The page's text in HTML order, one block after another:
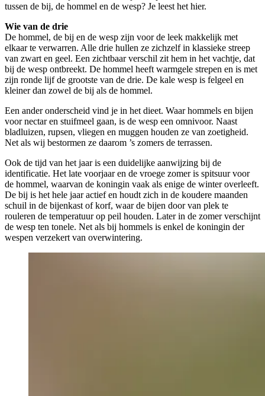
tussen de bij, de hommel en de wesp? Je leest het hier.
Wie van de drie
De hommel, de bij en de wesp zijn voor de leek makkelijk met
elkaar te verwarren. Alle drie hullen ze zichzelf in klassieke streep
van zwart en geel. Een zichtbaar verschil zit hem in het vachtje, dat
bij de wesp ontbreekt. De hommel heeft warmgele strepen en is met
zijn ronde lijf de grootste van de drie. De kale wesp is felgeel en
kleiner dan zowel de bij als de hommel.
Een ander onderscheid vind je in het dieet. Waar hommels en bijen
voor nectar en stuifmeel gaan, is de wesp een omnivoor. Naast
bladluizen, rupsen, vliegen en muggen houden ze van zoetigheid.
Net als wij bestormen ze daarom ’s zomers de terrassen.
Ook de tijd van het jaar is een duidelijke aanwijzing bij de
identificatie. Het late voorjaar en de vroege zomer is spitsuur voor
de hommel, waarvan de koningin vaak als enige de winter overleeft.
De bij is het hele jaar actief en houdt zich in de koudere maanden
schuil in de bijenkast of korf, waar de bijen door van plek te
rouleren de temperatuur op peil houden. Later in de zomer verschijnt
de wesp ten tonele. Net als bij hommels is enkel de koningin der
wespen verzekert van overwintering.